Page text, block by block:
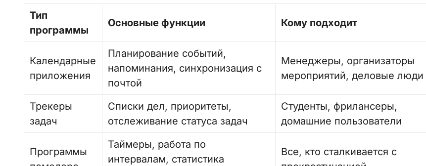
Тип
программы
Основные функции Кому подходит
Календарные
приложения
Планирование событий,
напоминания, синхронизация с
почтой
Менеджеры, организаторы
мероприятий, деловые люди
Трекеры
задач
Списки дел, приоритеты,
отслеживание статуса задач
Студенты, фрилансеры,
домашние пользователи
Программы
Таймеры, работа по
интервалам, статистика
Все, кто сталкивается с